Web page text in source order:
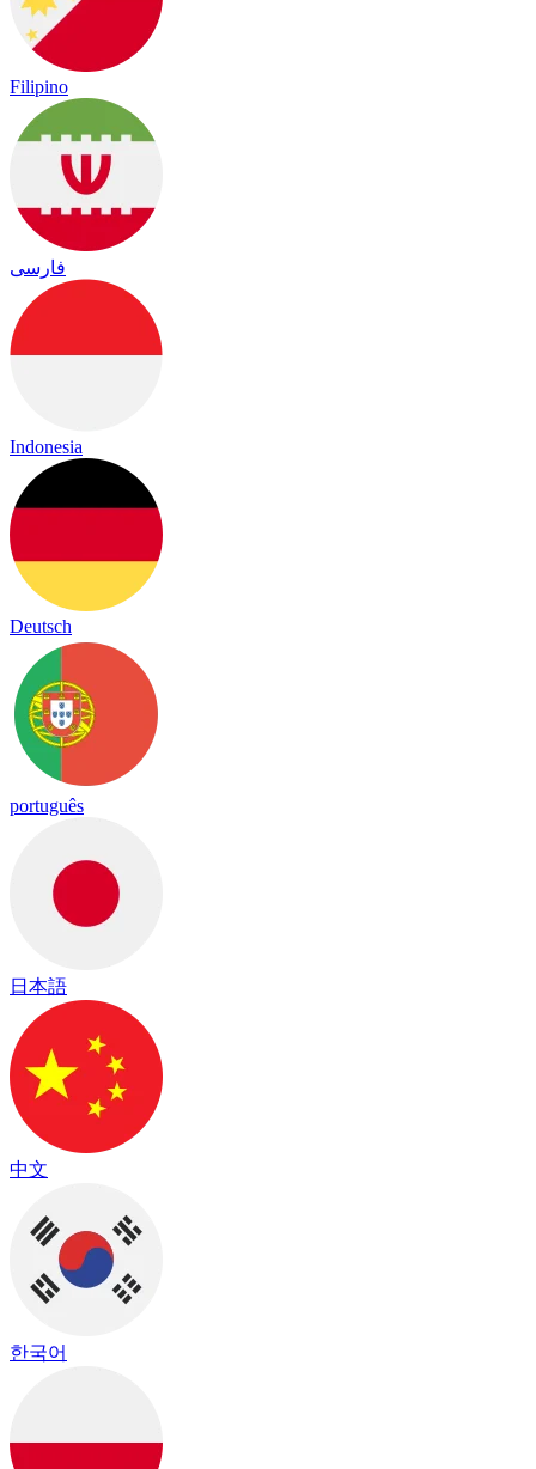
Filipino
فارسی
Indonesia
Deutsch
português
日本語
中文
한국어